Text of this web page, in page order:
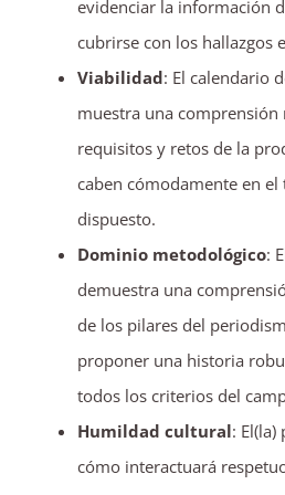
evidenciar la información
cubrirse con los hallazgos
Viabilidad: El calendario
muestra una comprensión
requisitos y retos de la
caben cómodamente en
dispuesto.
Dominio metodológico:
demuestra una
de los pilares del
proponer una historia
todos los criterios del
Humildad cultural:
cómo interactuará